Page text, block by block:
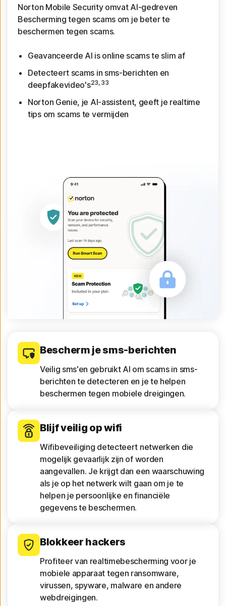
Norton Mobile Security omvat AI-gedreven
Bescherming tegen scams om je beter te
beschermen tegen scams.
Geavanceerde AI is online scams te slim af
Detecteert scams in sms-berichten en
deepfakevideo's23, 33
Norton Genie, je AI-assistent, geeft je realtime
tips om scams te vermijden
Bescherm je sms-berichten
Veilig sms'en gebruikt AI om scams in sms-
berichten te detecteren en je te helpen
beschermen tegen mobiele dreigingen.
Blijf veilig op wifi
Wifibeveiliging detecteert netwerken die
mogelijk gevaarlijk zijn of worden
aangevallen. Je krijgt dan een waarschuwing
als je op het netwerk wilt gaan om je te
helpen je persoonlijke en financiële
gegevens te beschermen.
Blokkeer hackers
Profiteer van realtimebescherming voor je
mobiele apparaat tegen ransomware,
virussen, spyware, malware en andere
webdreigingen.